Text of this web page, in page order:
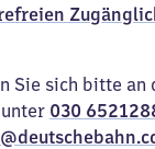
Sie sich bitte an
030